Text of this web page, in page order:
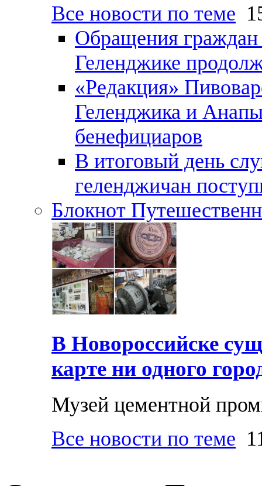
Все новости по теме
Обращения граждан
Геленджике
«Редакция»
Геленджика и
бенефициаров
В итоговый день
геленджичан
Блокнот
В Новороссийске
карте ни одного
Музей цементной
Все новости по теме